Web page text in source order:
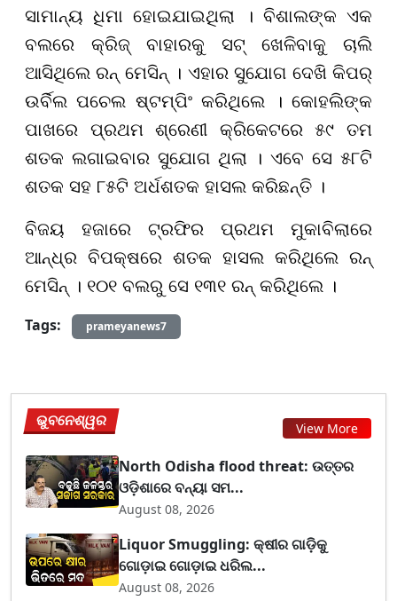
ସାମାନ୍ୟ ଧିମା ହୋଇଯାଇଥିଲା । ବିଶାଲଙ୍କ ଏକ
ବଲରେ କ୍ରିଜ୍ ବାହାରକୁ ସଟ୍ ଖେଳିବାକୁ ଚାଲି
ଆସିଥିଲେ ରନ୍ ମେସିନ୍ । ଏହାର ସୁଯୋଗ ଦେଖି କିପର୍
ଉର୍ବିଲ ପଚେଲ ଷ୍ଟମ୍ପିଂ କରିଥିଲେ । କୋହଲିଙ୍କ
ପାଖରେ ପ୍ରଥମ ଶ୍ରେଣୀ କ୍ରିକେଟରେ ୫୯ ତମ
ଶତକ ଲଗାଇବାର ସୁଯୋଗ ଥିଲା । ଏବେ ସେ ୫୮ଟି
ଶତକ ସହ ୮୫ଟି ଅର୍ଧଶତକ ହାସଲ କରିଛନ୍ତି ।
ବିଜୟ ହଜାରେ ଟ୍ରଫିର ପ୍ରଥମ ମୁକାବିଲାରେ
ଆନ୍ଧ୍ର ବିପକ୍ଷରେ ଶତକ ହାସଲ କରିଥିଲେ ରନ୍
ମେସିନ୍ । ୧୦୧ ବଲରୁ ସେ ୧୩୧ ରନ୍ କରିଥିଲେ ।
Tags:
prameyanews7
ଭୁବନେଶ୍ୱର View More
North Odisha flood threat: ଉତ୍ତର
ଓଡ଼ିଶାରେ ବନ୍ୟା ସମ...
August 08, 2026
Liquor Smuggling: କ୍ଷୀର ଗାଡ଼ିକୁ
ଗୋଡ଼ାଇ ଗୋଡ଼ାଇ ଧରିଲ...
August 08, 2026